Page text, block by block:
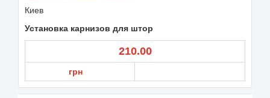
Киев
Установка карнизов для штор
210.00
грн